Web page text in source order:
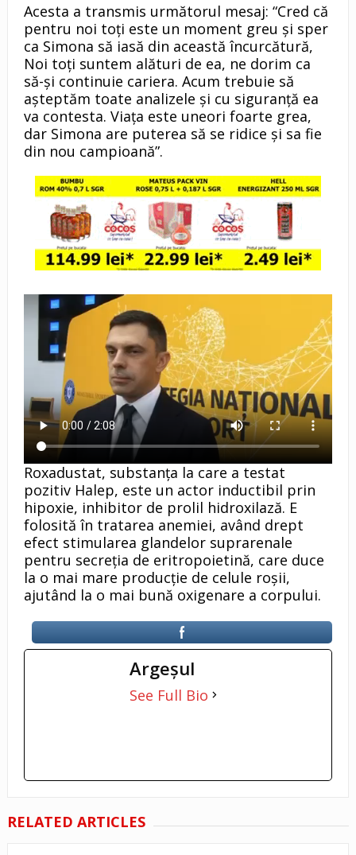
Acesta a transmis următorul mesaj: “Cred că
pentru noi toți este un moment greu și sper
ca Simona să iasă din această încurcătură,
Noi toți suntem alături de ea, ne dorim ca
să-și continuie cariera. Acum trebuie să
așteptăm toate analizele și cu siguranță ea
va contesta. Viața este uneori foarte grea,
dar Simona are puterea să se ridice și sa fie
din nou campioană”.
Roxadustat, substanța la care a testat
pozitiv Halep, este un actor inductibil prin
hipoxie, inhibitor de prolil hidroxilază. E
folosită în tratarea anemiei, având drept
efect stimularea glandelor suprarenale
pentru secreția de eritropoietină, care duce
la o mai mare producție de celule roșii,
ajutând la o mai bună oxigenare a corpului.
Argeşul
See Full Bio
RELATED ARTICLES